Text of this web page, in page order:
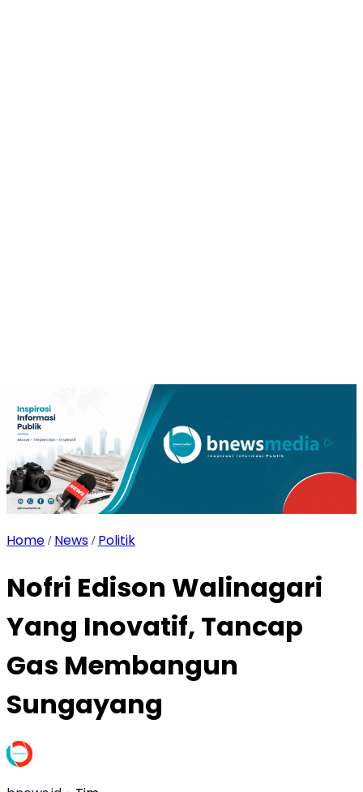
Home / News / Politik
Nofri Edison Walinagari
Yang Inovatif, Tancap
Gas Membangun
Sungayang